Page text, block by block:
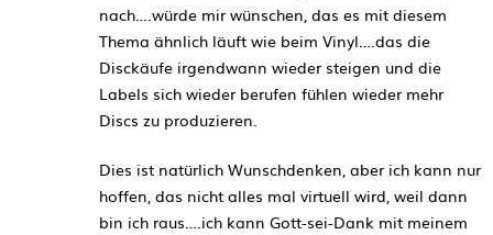
nach….würde mir wünschen, das es mit diesem
Thema ähnlich läuft wie beim Vinyl….das die
Disckäufe irgendwann wieder steigen und die
Labels sich wieder berufen fühlen wieder mehr
Discs zu produzieren.
Dies ist natürlich Wunschdenken, aber ich kann nur
hoffen, das nicht alles mal virtuell wird, weil dann
bin ich raus….ich kann Gott-sei-Dank mit meinem